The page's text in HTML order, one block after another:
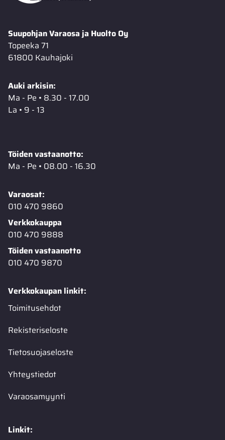
Suupohjan Varaosa ja Huolto Oy
Topeeka 71
61800 Kauhajoki
Auki arkisin:
Ma - Pe • 8.30 - 17.00
La • 9 - 13
Töiden vastaanotto:
Ma - Pe • 08.00 - 16.30
Varaosat:
010 470 9860
Verkkokauppa
010 470 9888
Töiden vastaanotto
010 470 9870
Verkkokaupan linkit:
Toimitusehdot
Rekisteriseloste
Tietosuojaseloste
Yhteystiedot
Varaosamyynti
Linkit: